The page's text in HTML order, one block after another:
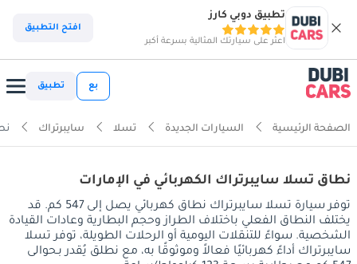
تطبيق دوبي كارز
اعثر على سيارتك المثالية بسرعة أكبر
افتح التطبيق
بع تطبيق
الصفحة الرئيسية السيارات الجديدة تسلا سايبرتراك
نطاق تسلا سايبرتراك الكهربائي في الإمارات
توفر سيارة تسلا سايبرتراك نطاق كهربائي يصل إلى 547 كم. قد
يختلف النطاق الفعلي باختلاف الطراز وحجم البطارية وعادات القيادة
الشخصية. سواءً للتنقلات اليومية أو الرحلات الطويلة، توفر تسلا
سايبرتراك أداءً كهربائيًا فعالاً وموثوقًا به، مع نطلق يُقدر بـحوالى